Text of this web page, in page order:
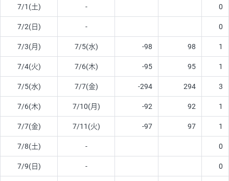
7/1(土) - 0
7/2(日) - 0
7/3(月) 7/5(水) -98 98 1
7/4(火) 7/6(木) -95 95 1
7/5(水) 7/7(金) -294 294 3
7/6(木) 7/10(月) -92 92 1
7/7(金) 7/11(火) -97 97 1
7/8(土) - 0
7/9(日) - 0